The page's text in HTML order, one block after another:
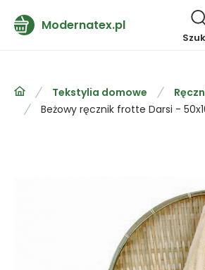
Modernatex.pl
Tekstylia domowe
Beżowy ręcznik frotte Darsi -